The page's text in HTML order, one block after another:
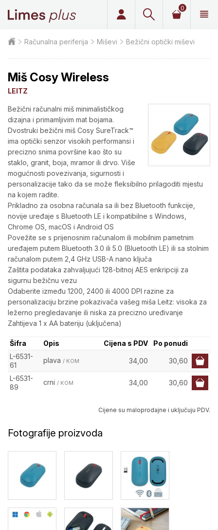
0
Računalna periferija Miševi Bežični optički miševi
Miš Cosy Wireless
LEITZ
Bežični računalni miš minimalističkog
dizajna i primamljivim mat bojama.
Dvostruki bežični miš Cosy SureTrack™
ima optički senzor visokih performansi i
precizno snima površine kao što su
staklo, granit, boja, mramor ili drvo. Više
mogućnosti povezivanja, sigurnosti i
personalizacije tako da se može fleksibilno prilagoditi mjestu
na kojem radite.
Prikladno za osobna računala sa ili bez Bluetooth funkcije,
novije uređaje s Bluetooth LE i kompatibilne s Windows,
Chrome OS, macOS i Android OS
Povežite se s prijenosnim računalom ili mobilnim pametnim
uređajem putem Bluetooth 3.0 ili 5.0 (Bluetooth LE) ili sa stolnim
računalom putem 2,4 GHz USB-A nano ključa
Zaštita podataka zahvaljujući 128-bitnoj AES enkripciji za
sigurnu bežičnu vezu
Odaberite između 1200, 2400 ili 4000 DPI razine za
personalizaciju brzine pokazivača vašeg miša Leitz: visoka za
ležerno pregledavanje ili niska za precizno uređivanje
Zahtijeva 1 x AA bateriju (uključena)
Šifra Opis Cijena s PDV
Po ponudi
L-6531-
61
plava / KOM 34,00 30,60
L-6531-
89
crni / KOM 34,00 30,60
Cijene su maloprodajne i uključuju PDV.
Fotografije proizvoda